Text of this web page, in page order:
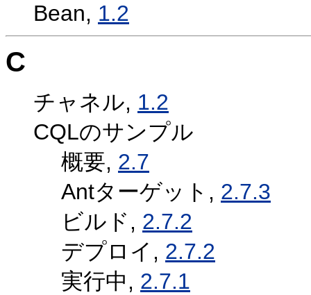
Bean, 1.2
C
チャネル, 1.2
CQLのサンプル
概要, 2.7
Antターゲット, 2.7.3
ビルド, 2.7.2
デプロイ, 2.7.2
実行中, 2.7.1